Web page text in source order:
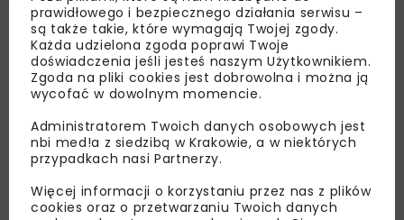
Współpraca Polski i Finlandii:
bezpieczeństwo i energetyka
Załaduj więcej...
prawidłowego i bezpiecznego działania serwisu –
są także takie, które wymagają Twojej zgody.
Każda udzielona zgoda poprawi Twoje
doświadczenia jeśli jesteś naszym Użytkownikiem.
Zgoda na pliki cookies jest dobrowolna i można ją
wycofać w dowolnym momencie.
Administratorem Twoich danych osobowych jest
nbi med!a z siedzibą w Krakowie, a w niektórych
przypadkach nasi Partnerzy.
Więcej informacji o korzystaniu przez nas z plików
cookies oraz o przetwarzaniu Twoich danych